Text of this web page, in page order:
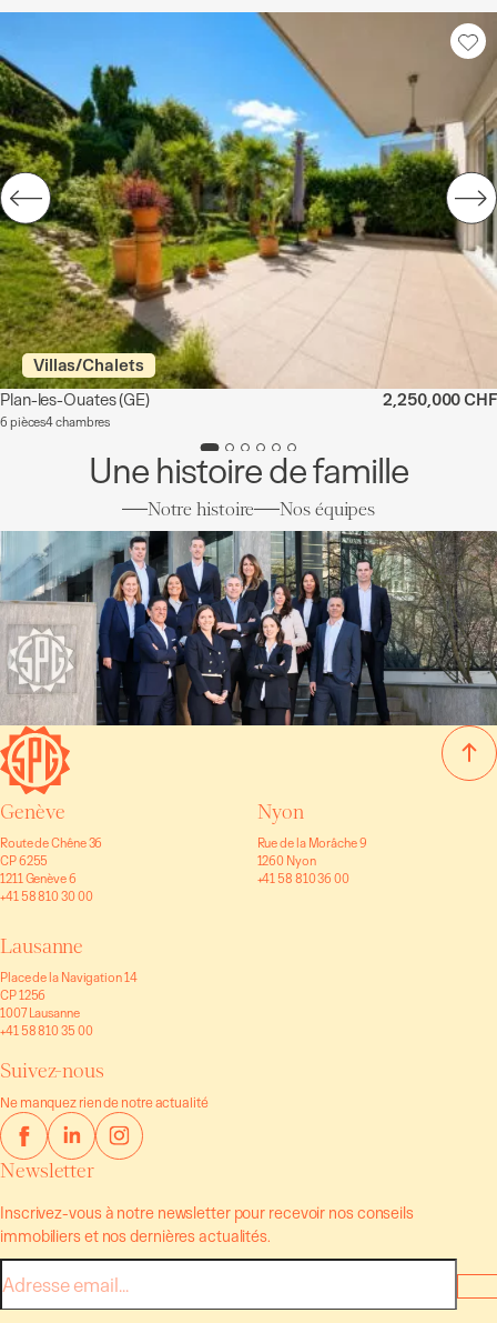
Villas/Chalets
Plan-les-Ouates(GE)
6 pièces4 chambres
2,250,000 CHF
Une histoire de famille
Notre histoire Nos équipes
Genève
Route de Chêne 36
CP 6255
1211 Genève 6
+41 58 810 30 00
Nyon
Rue de la Morâche 9
1260 Nyon
+41 58 810 36 00
Lausanne
Place de la Navigation 14
CP 1256
1007 Lausanne
+41 58 810 35 00
Suivez-nous
Ne manquez rien de notre actualité
Newsletter
Inscrivez-vous à notre newsletter pour recevoir nos conseils
immobiliers et nos dernières actualités.
mail